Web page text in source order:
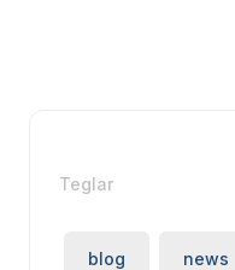
Teglar
blog news